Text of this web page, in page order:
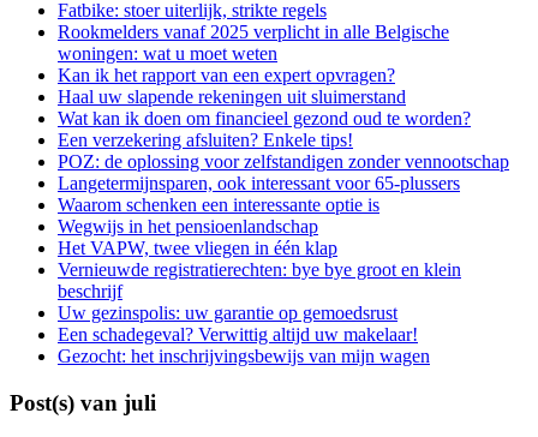
Fatbike: stoer uiterlijk, strikte regels
Rookmelders vanaf 2025 verplicht in alle Belgische
woningen: wat u moet weten
Kan ik het rapport van een expert opvragen?
Haal uw slapende rekeningen uit sluimerstand
Wat kan ik doen om financieel gezond oud te worden?
Een verzekering afsluiten? Enkele tips!
POZ: de oplossing voor zelfstandigen zonder vennootschap
Langetermijnsparen, ook interessant voor 65-plussers
Waarom schenken een interessante optie is
Wegwijs in het pensioenlandschap
Het VAPW, twee vliegen in één klap
Vernieuwde registratierechten: bye bye groot en klein
beschrijf
Uw gezinspolis: uw garantie op gemoedsrust
Een schadegeval? Verwittig altijd uw makelaar!
Gezocht: het inschrijvingsbewijs van mijn wagen
Post(s) van juli